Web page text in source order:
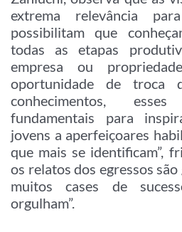
extrema relevância
possibilitam que
todas as etapas
empresa ou
oportunidade de troca
conhecimentos,
fundamentais para
jovens a aperfeiçoares
que mais se identificam”,
os relatos dos egressos
muitos cases de
orgulham”.